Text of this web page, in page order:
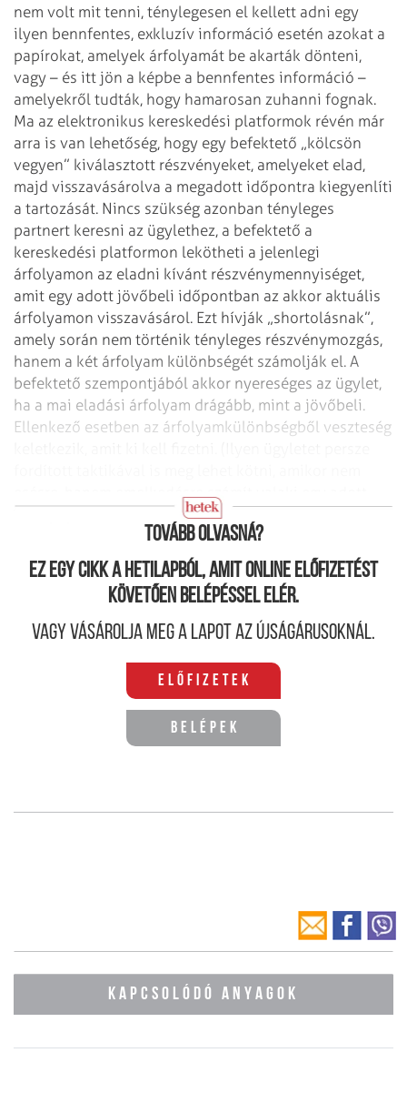
nem volt mit tenni, ténylegesen el kellett adni egy
ilyen bennfentes, exkluzív információ esetén azokat a
papírokat, amelyek árfolyamát be akarták dönteni,
vagy – és itt jön a képbe a bennfentes információ –
amelyekről tudták, hogy hamarosan zuhanni fognak.
Ma az elektronikus kereskedési platformok révén már
arra is van lehetőség, hogy egy befektető „kölcsön
vegyen” kiválasztott részvényeket, amelyeket elad,
majd visszavásárolva a megadott időpontra kiegyenlíti
a tartozását. Nincs szükség azonban tényleges
partnert keresni az ügylethez, a befektető a
kereskedési platformon lekötheti a jelenlegi
árfolyamon az eladni kívánt részvénymennyiséget,
amit egy adott jövőbeli időpontban az akkor aktuális
árfolyamon visszavásárol. Ezt hívják „shortolásnak”,
amely során nem történik tényleges részvénymozgás,
hanem a két árfolyam különbségét számolják el. A
befektető szempontjából akkor nyereséges az ügylet,
ha a mai eladási árfolyam drágább, mint a jövőbeli.
Ellenkező esetben az árfolyamkülönbségből veszteség
Tovább olvasná?
Ez egy cikk a hetilapból, amit online előfizetést
követően belépéssel elér.
Vagy vásárolja meg a lapot az újságárusoknál.
Előfizetek
Belépek
KAPCSOLÓDÓ ANYAGOK